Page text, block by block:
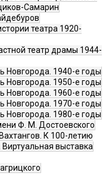
Самарин
театра 1920-
театр драмы 1944-
Новгорода. 1940-е годы
Новгорода. 1950-е годы
Новгорода. 1960-е годы
Новгорода. 1970-е годы
Новгорода. 1980-е годы
Ф. М. Достоевского
К 100-летию
Виртуальная выставка